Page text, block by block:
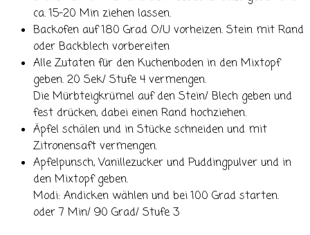
ca. 15-20 Min ziehen lassen.
Backofen auf 180 Grad O/U vorheizen. Stein mit Rand
oder Backblech vorbereiten
Alle Zutaten für den Kuchenboden in den Mixtopf
geben. 20 Sek/ Stufe 4 vermengen.
Die Mürbteigkrümel auf den Stein/ Blech geben und
fest drücken, dabei einen Rand hochziehen.
Äpfel schälen und in Stücke schneiden und mit
Zitronensaft vermengen.
Apfelpunsch, Vanillezucker und Puddingpulver und in
den Mixtopf geben.
Modi: Andicken wählen und bei 100 Grad starten.
oder 7 Min/ 90 Grad/ Stufe 3